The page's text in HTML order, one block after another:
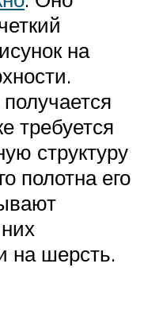
на
требуется
структуру
полотна его
на шерсть.